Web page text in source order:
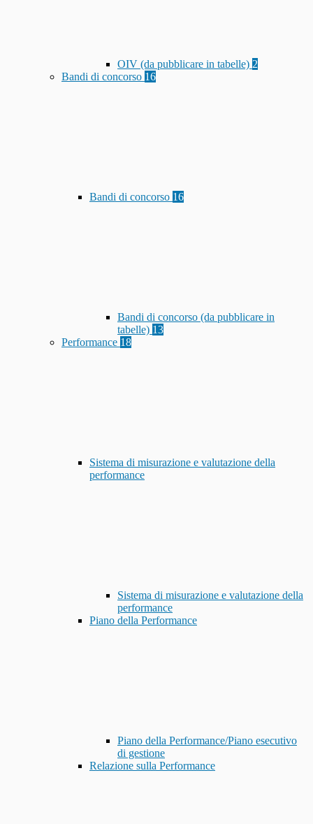
OIV (da pubblicare in tabelle) 2
Bandi di concorso 16
Bandi di concorso 16
Bandi di concorso (da pubblicare in
tabelle) 13
Performance 18
Sistema di misurazione e valutazione della
performance
Sistema di misurazione e valutazione della
performance
Piano della Performance
Piano della Performance/Piano esecutivo
di gestione
Relazione sulla Performance